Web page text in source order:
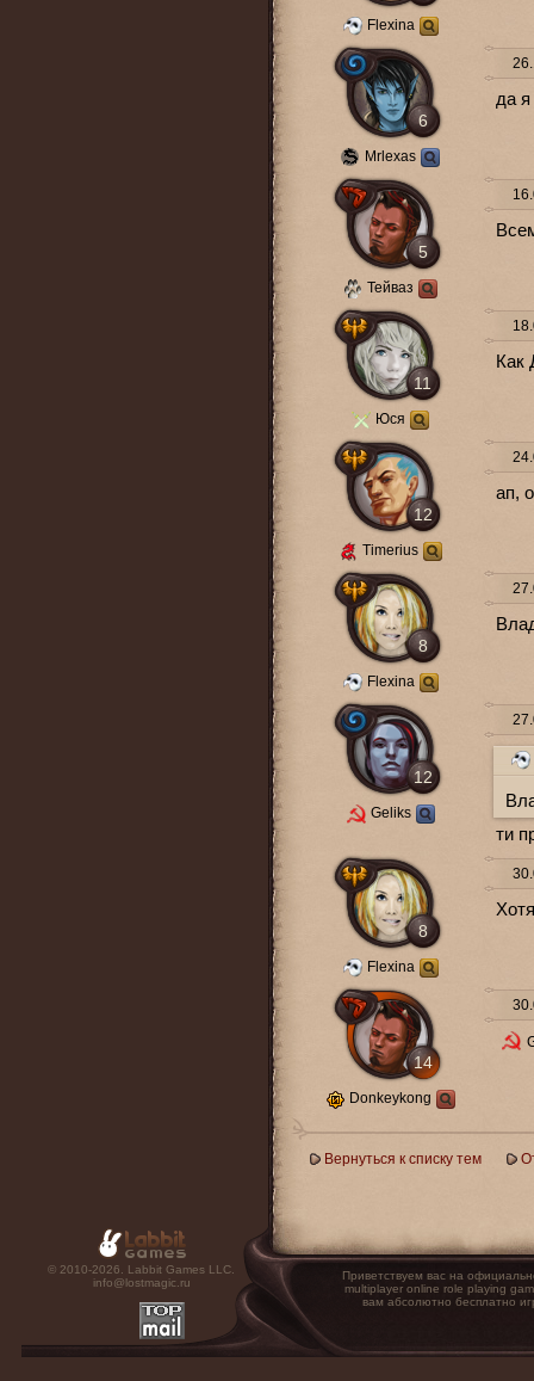
Flexina
6
Mrlexas
да
5
Тейваз
11
Юся
Как
12
Timerius
ап,
8
Flexina
12
Geliks
ти
8
Flexina
14
Donkeykong
Вернуться к списку тем
© 2010-2026. Labbit Games LLC.
info@lostmagic.ru
Приветствуем вас на
multiplayer online role playing
вам абсолютно бесплатно